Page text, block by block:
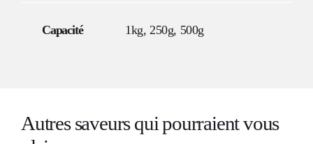
Capacité 1kg, 250g, 500g
Autres saveurs qui pourraient vous